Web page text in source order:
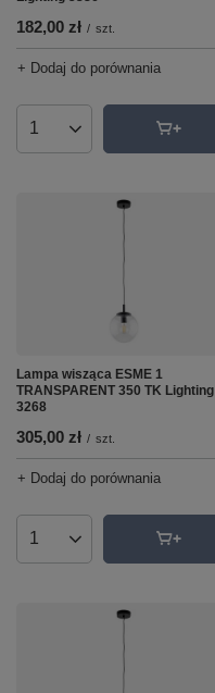
182,00 zł / szt.
+ Dodaj do porównania
Ilość produktów
Lampa wisząca ESME 1
TRANSPARENT 350 TK Lighting
3268
305,00 zł / szt.
+ Dodaj do porównania
Ilość produktów